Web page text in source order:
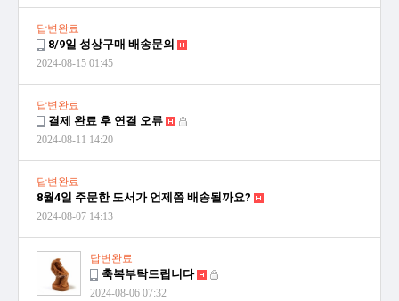
답변완료
8/9일 성상구매 배송문의
2024-08-15 01:45
답변완료
결제 완료 후 연결 오류
2024-08-11 14:20
답변완료
8월4일 주문한 도서가 언제쯤 배송될까요?
2024-08-07 14:13
답변완료
축복부탁드립니다
2024-08-06 07:32